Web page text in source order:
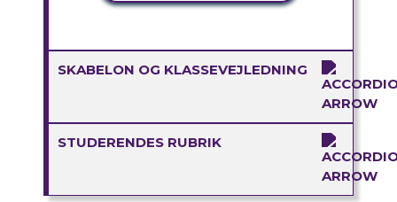
SKABELON OG KLASSEVEJLEDNING
STUDERENDES RUBRIK